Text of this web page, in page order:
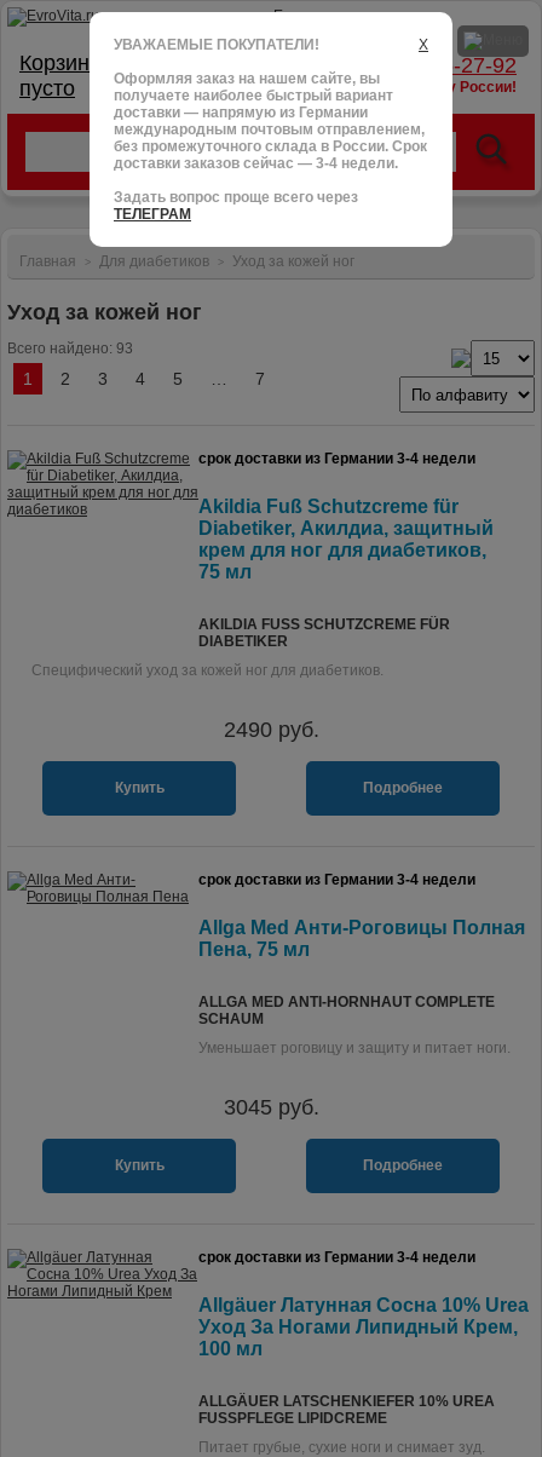
тел.: +7 (966) 095-27-92
доставим в любую точку России!
Корзина:
пусто
X
УВАЖАЕМЫЕ ПОКУПАТЕЛИ!
Оформляя заказ на нашем сайте, вы
получаете наиболее быстрый вариант
доставки — напрямую из Германии
международным почтовым отправлением,
без промежуточного склада в России. Срок
доставки заказов сейчас — 3-4 недели.
Задать вопрос проще всего через
ТЕЛЕГРАМ
Главная > Для диабетиков > Уход за кожей ног
Уход за кожей ног
Всего найдено: 93
1 2 3 4 5 7
срок доставки из Германии 3-4 недели
Akildia Fuß Schutzcreme für
Diabetiker, Акилдиа, защитный
крем для ног для диабетиков,
75 мл
AKILDIA FUSS SCHUTZCREME FÜR D
IABETIKER
Специфический уход за кожей ног для диабетиков.
2490руб.
Купить Подробнее
срок доставки из Германии 3-4 недели
Allga Med Анти-Роговицы Полная
Пена, 75 мл
ALLGA MED ANTI-HORNHAUT COMPLETE
SCHAUM
Уменьшает роговицу и защиту и питает ноги.
3045 руб.
Купить Подробнее
срок доставки из Германии 3-4 недели
Allgäuer Латунная Сосна 10% Urea
Уход За Ногами Липидный Крем,
100 мл
ALLGÄUER LATSCHENKIEFER 10% UREA
FUSSPFLEGE LIPIDCREME
Питает грубые, сухие ноги и снимает зуд.